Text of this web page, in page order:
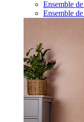
Ensemble